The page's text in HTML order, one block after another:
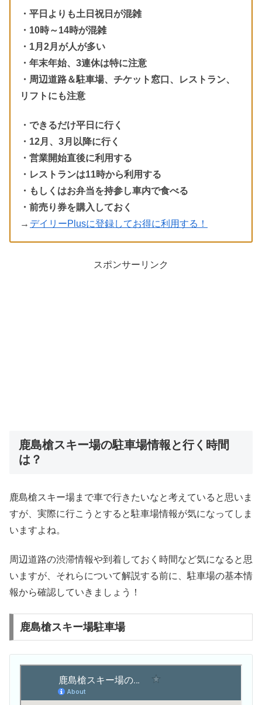
・平日よりも土日祝日が混雑
・10時～14時が混雑
・1月2月が人が多い
・年末年始、3連休は特に注意
・周辺道路＆駐車場、チケット窓口、レストラン、
リフトにも注意
・できるだけ平日に行く
・12月、3月以降に行く
・営業開始直後に利用する
・レストランは11時から利用する
・もしくはお弁当を持参し車内で食べる
・前売り券を購入しておく
→ デイリーPlusに登録してお得に利用する！
スポンサーリンク
鹿島槍スキー場の駐車場情報と行く時間
は？
鹿島槍スキー場まで車で行きたいなと考えていると思いま
すが、実際に行こうとすると駐車場情報が気になってしま
いますよね。
周辺道路の渋滞情報や到着しておく時間など気になると思
いますが、それらについて解説する前に、駐車場の基本情
報から確認していきましょう！
鹿島槍スキー場駐車場